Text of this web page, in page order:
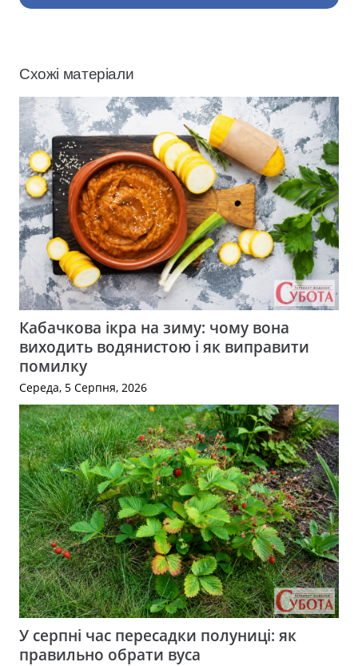
Схожі матеріали
Кабачкова ікра на зиму: чому вона
виходить водянистою і як виправити
помилку
Середа, 5 Серпня, 2026
У серпні час пересадки полуниці: як
правильно обрати вуса